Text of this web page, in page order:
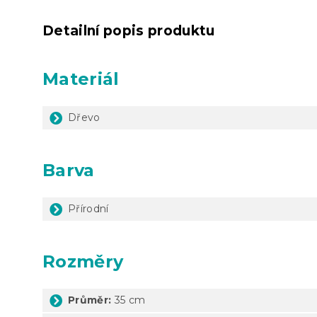
Detailní popis produktu
Materiál
Dřevo
Barva
Přírodní
Rozměry
Průměr: 35 cm